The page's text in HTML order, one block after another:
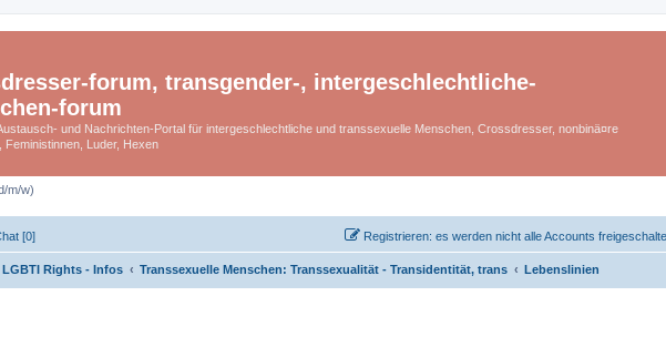
forum, transgender-, intergeschlechtliche-
forum
und Nachrichten-Portal für intergeschlechtliche und transsexuelle Menschen, Crossdresser, nonbinä¤re
Feministinnen, Luder, Hexen
m/w)
[0] Registrieren: es werden nicht alle Accounts
LGBTI Rights - Infos Transsexuelle Menschen: Transsexualität - Transidentität, trans Lebenslinien